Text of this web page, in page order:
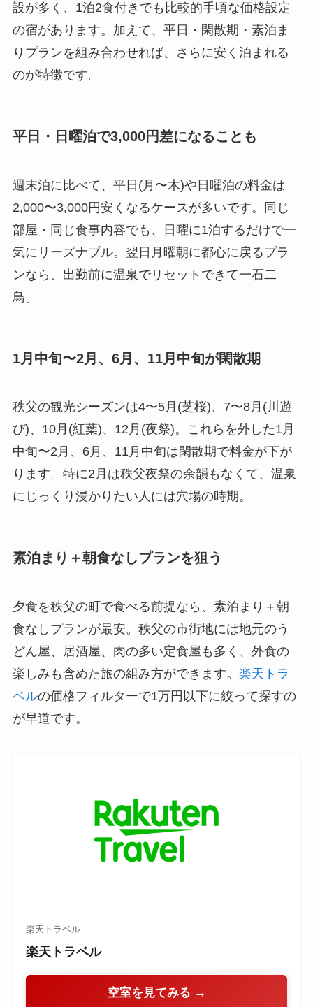
設が多く、1泊2食付きでも比較的手頃な価格設定
の宿があります。加えて、平日・閑散期・素泊ま
りプランを組み合わせれば、さらに安く泊まれる
のが特徴です。
平日・日曜泊で3,000円差になることも
週末泊に比べて、平日(月〜木)や日曜泊の料金は
2,000〜3,000円安くなるケースが多いです。同じ
部屋・同じ食事内容でも、日曜に1泊するだけで一
気にリーズナブル。翌日月曜朝に都心に戻るプラ
ンなら、出勤前に温泉でリセットできて一石二
鳥。
1月中旬〜2月、6月、11月中旬が閑散期
秩父の観光シーズンは4〜5月(芝桜)、7〜8月(川遊
び)、10月(紅葉)、12月(夜祭)。これらを外した1月
中旬〜2月、6月、11月中旬は閑散期で料金が下が
ります。特に2月は秩父夜祭の余韻もなくて、温泉
にじっくり浸かりたい人には穴場の時期。
素泊まり＋朝食なしプランを狙う
夕食を秩父の町で食べる前提なら、素泊まり＋朝
食なしプランが最安。秩父の市街地には地元のう
どん屋、居酒屋、肉の多い定食屋も多く、外食の
楽しみも含めた旅の組み方ができます。 楽天トラ
ベルの価格フィルターで1万円以下に絞って探すの
が早道です。
楽天トラベル
楽天トラベル
空室を見てみる →